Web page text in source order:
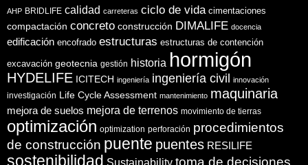
AHP BRIDLIFE calidad carreteras ciclo de vida cimentaciones
compactación concreto construcción DIMALIFE docencia
edificación encofrado estructuras estructuras de contención
excavación geotecnia gestión historia hormigón
HYDELIFE ICITECH ingeniería ingeniería civil innovación
investigación Life Cycle Assessment mantenimiento maquinaria
mejora de suelos mejora de terrenos movimiento de tierras
optimización optimization perforación procedimientos
de construcción puente puentes RESILIFE
sostenibilidad Sustainability toma de decisiones